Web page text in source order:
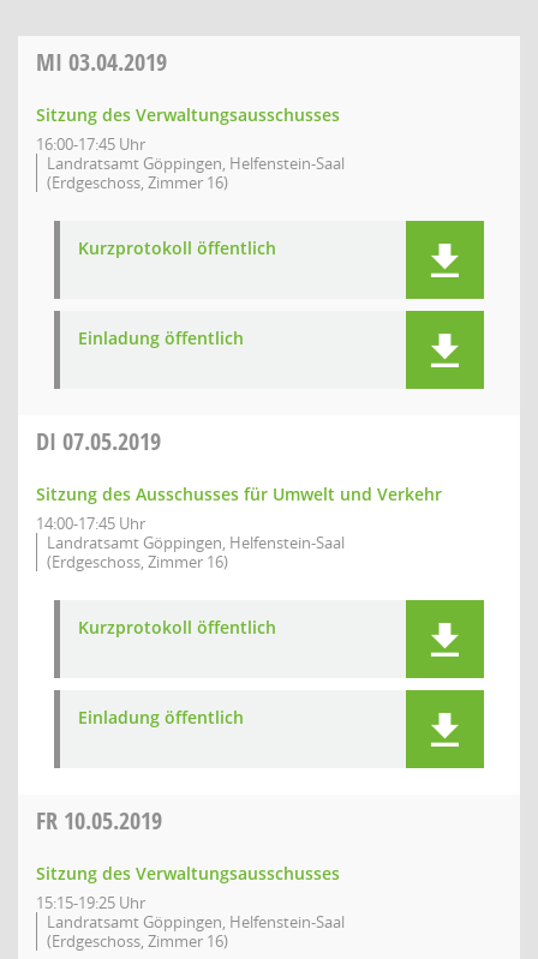
MI 03.04.2019
Sitzung des Verwaltungsausschusses
16:00-17:45 Uhr
Landratsamt Göppingen, Helfenstein-Saal
(Erdgeschoss, Zimmer 16)
Kurzprotokoll öffentlich
Einladung öffentlich
DI 07.05.2019
Sitzung des Ausschusses für Umwelt und Verkehr
14:00-17:45 Uhr
Landratsamt Göppingen, Helfenstein-Saal
(Erdgeschoss, Zimmer 16)
Kurzprotokoll öffentlich
Einladung öffentlich
FR 10.05.2019
Sitzung des Verwaltungsausschusses
15:15-19:25 Uhr
Landratsamt Göppingen, Helfenstein-Saal
(Erdgeschoss, Zimmer 16)